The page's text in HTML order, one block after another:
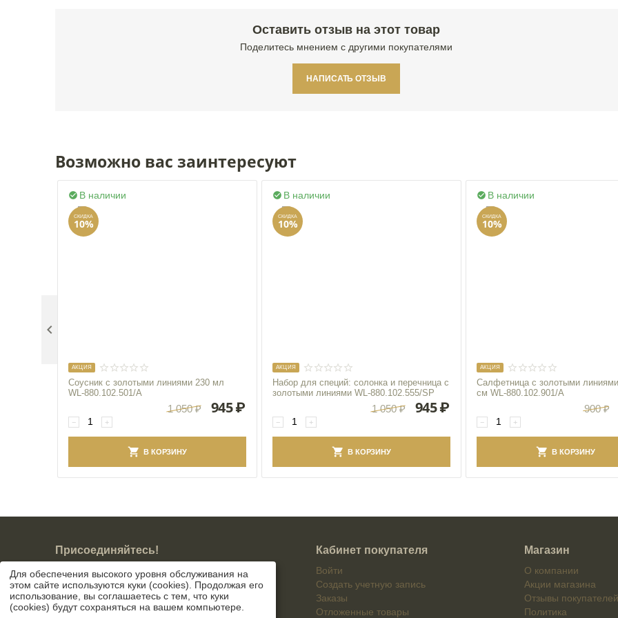
Оставить отзыв на этот товар
Поделитесь мнением с другими покупателями
НАПИСАТЬ ОТЗЫВ
Возможно вас заинтересуют
В наличии

СКИДКА
10%
AКЦИЯ
Соусник с золотыми линиями 230 мл
WL‑880.102.501/A
+
−
1 050 ₽ 945₽
В КОРЗИНУ
В наличии

СКИДКА
10%
AКЦИЯ
Набор для специй: солонка и перечница с
золотыми линиями WL‑880.102.555/SP
+
−
1 050 ₽ 945₽
В КОРЗИНУ
В наличии

СКИДКА
10%
AКЦИЯ
Салфетница с золотыми
см WL‑880.102.901/A
+
−
900 ₽
В КОРЗИНУ

Присоединяйтесь! Кабинет покупателя
Войти
Создать учетную запись
Заказы
Отложенные товары
Магазин
О компании
Акции магазина
Отзывы покупателей
Политика
Для обеспечения высокого уровня обслуживания на
этом сайте используются куки (cookies). Продолжая его
использование, вы соглашаетесь с тем, что куки
(cookies) будут сохраняться на вашем компьютере.